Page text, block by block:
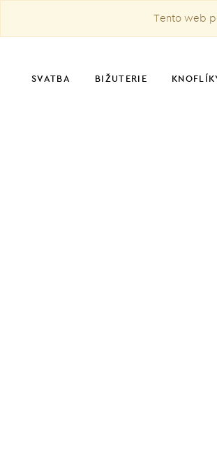
Tento web
SVATBA BIŽUTERIE